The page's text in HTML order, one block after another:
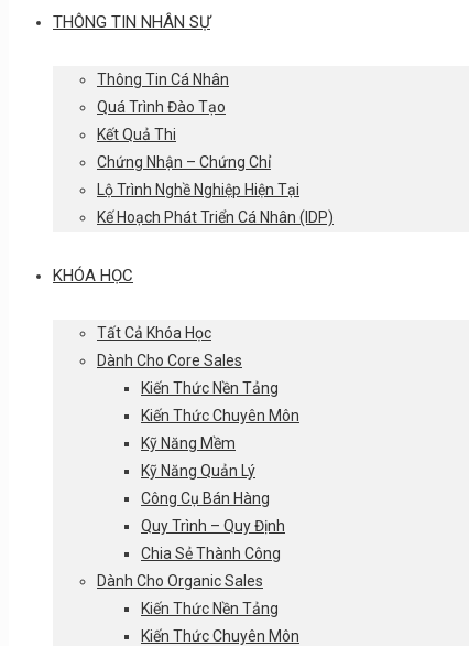
THÔNG TIN NHÂN SỰ
Thông Tin Cá Nhân
Quá Trình Đào Tạo
Kết Quả Thi
Chứng Nhận – Chứng Chỉ
Lộ Trình Nghề Nghiệp Hiện Tại
Kế Hoạch Phát Triển Cá Nhân (IDP)
KHÓA HỌC
Tất Cả Khóa Học
Dành Cho Core Sales
Kiến Thức Nền Tảng
Kiến Thức Chuyên Môn
Kỹ Năng Mềm
Kỹ Năng Quản Lý
Công Cụ Bán Hàng
Quy Trình – Quy Định
Chia Sẻ Thành Công
Dành Cho Organic Sales
Kiến Thức Nền Tảng
Kiến Thức Chuyên Môn